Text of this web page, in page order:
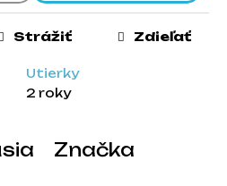
Utierky
2 roky
Strážiť Zdieľať
Značka